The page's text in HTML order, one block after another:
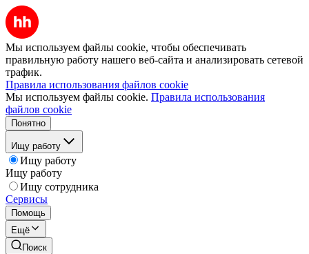
Мы используем файлы cookie, чтобы обеспечивать
правильную работу нашего веб-сайта и анализировать сетевой
трафик.
Правила использования файлов cookie
Мы используем файлы cookie. Правила использования
файлов cookie
Понятно
Ищу работу
Ищу работу
Ищу работу
Ищу сотрудника
Сервисы
Помощь
Ещё
Поиск